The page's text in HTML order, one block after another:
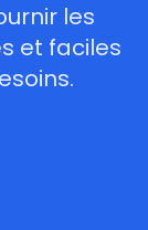
les
et faciles